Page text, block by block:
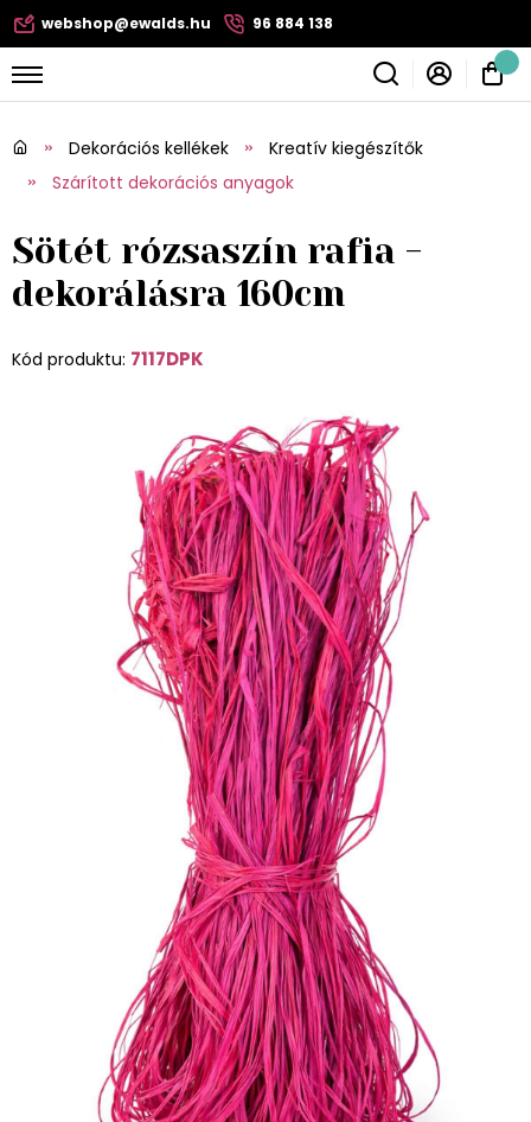
webshop@ewalds.hu 96 884 138
Dekorációs kellékek
Kreatív kiegészítők
Szárított dekorációs anyagok
Sötét rózsaszín rafia -
dekorálásra 160cm
Kód produktu: 7117DPK